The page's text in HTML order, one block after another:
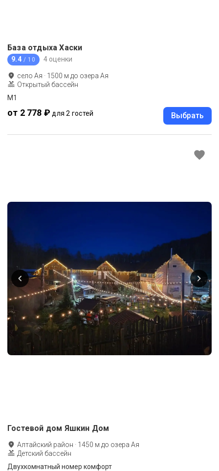
База отдыха Хаски
9.4 / 10 4 оценки
село Ая · 1500 м до озера Ая
Открытый бассейн
М1
от 2 778 ₽ для 2 гостей Выбрать
Гостевой дом Яшкин Дом
Алтайский район · 1450 м до озера Ая
Детский бассейн
Двухкомнатный номер комфорт